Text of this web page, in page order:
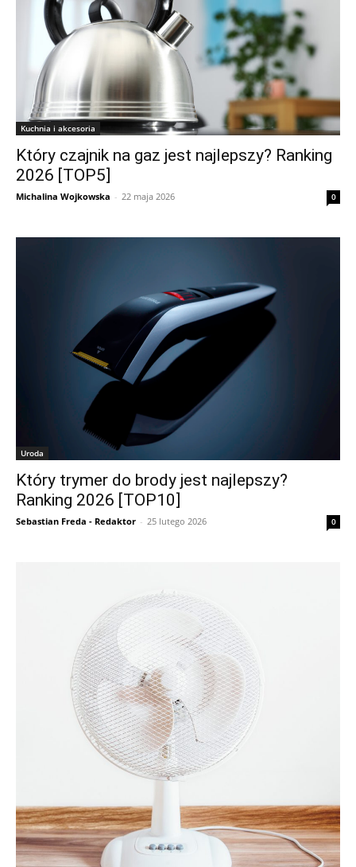
Kuchnia i akcesoria
Który czajnik na gaz jest najlepszy? Ranking
2026 [TOP5]
Michalina Wojkowska - 22 maja 2026 0
Uroda
Który trymer do brody jest najlepszy?
Ranking 2026 [TOP10]
Sebastian Freda - Redaktor - 25 lutego 2026 0